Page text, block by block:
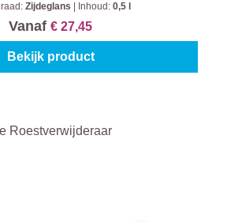
Zijdeglans Inhoud: 0,5 l
Vanaf € 27,45
Bekijk product